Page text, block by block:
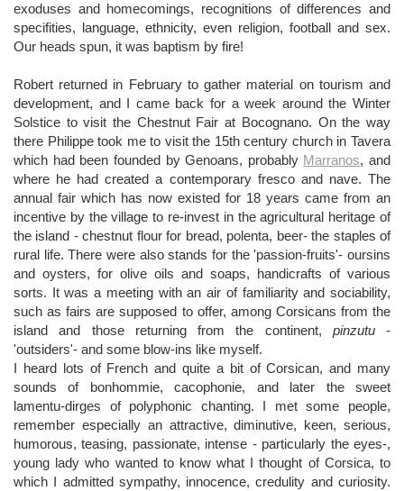
exoduses and homecomings, recognitions of differences and
specifities, language, ethnicity, even religion, football and sex.
Our heads spun, it was baptism by fire!
Robert returned in February to gather material on tourism and
development, and I came back for a week around the Winter
Solstice to visit the Chestnut Fair at Bocognano. On the way
there Philippe took me to visit the 15th century church in Tavera
which had been founded by Genoans, probably Marranos, and
where he had created a contemporary fresco and nave. The
annual fair which has now existed for 18 years came from an
incentive by the village to re-invest in the agricultural heritage of
the island - chestnut flour for bread, polenta, beer- the staples of
rural life. There were also stands for the 'passion-fruits'- oursins
and oysters, for olive oils and soaps, handicrafts of various
sorts. It was a meeting with an air of familiarity and sociability,
such as fairs are supposed to offer, among Corsicans from the
island and those returning from the continent, pinzutu -
'outsiders'- and some blow-ins like myself.
I heard lots of French and quite a bit of Corsican, and many
sounds of bonhommie, cacophonie, and later the sweet
lamentu-dirges of polyphonic chanting. I met some people,
remember especially an attractive, diminutive, keen, serious,
humorous, teasing, passionate, intense - particularly the eyes-,
young lady who wanted to know what I thought of Corsica, to
which I admitted sympathy, innocence, credulity and curiosity.